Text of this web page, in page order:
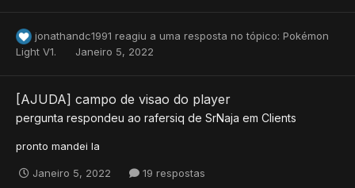
jonathandc1991 reagiu a uma resposta no tópico: Pokémon
Light V1.
Janeiro 5, 2022
[AJUDA] campo de visao do player
pergunta respondeu ao rafersiq de SrNaja em Clients
pronto mandei la
Janeiro 5, 2022 19 respostas